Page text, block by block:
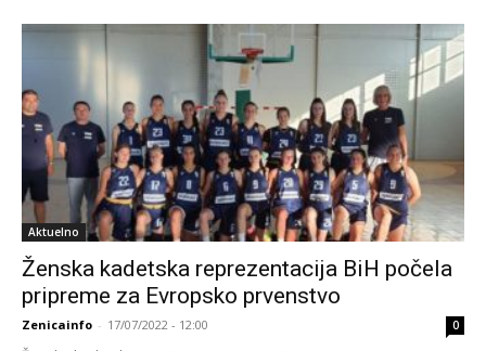
Aktuelno
Ženska kadetska reprezentacija BiH počela
pripreme za Evropsko prvenstvo
Zenicainfo - 17/07/2022 - 12:00 0